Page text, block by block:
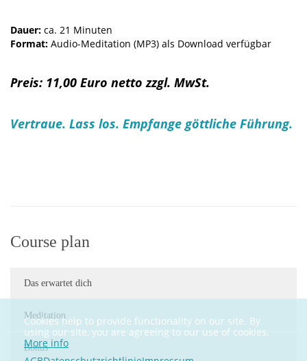
Dauer: ca. 21 Minuten
Format: Audio-Meditation (MP3) als Download verfügbar
Preis: 11,00 Euro netto zzgl. MwSt.
Vertraue. Lass los. Empfange göttliche Führung.
Course plan
Das erwartet dich
Meditation
Bonus
Cookies help to provide functionality on our site. By
using our site, you are agreeing to our use of cookies.
More info